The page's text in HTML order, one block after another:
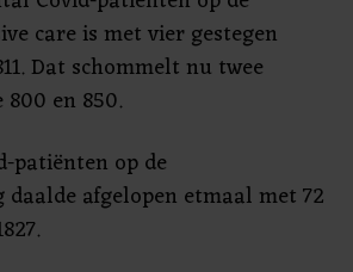
care is met vier gestegen
Dat schommelt nu twee
800 en 850.
patiënten op de
afgelopen etmaal met 72